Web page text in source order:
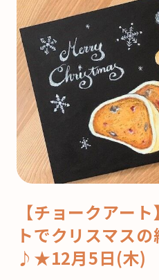
【チョークアー
トでクリスマス
♪★12月5日(木)